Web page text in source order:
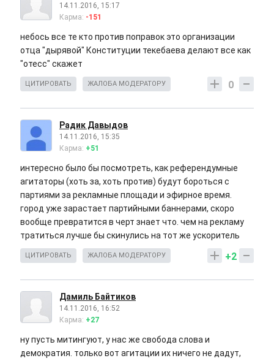
14.11.2016, 15:17
Карма: -151
небось все те кто против поправок это организации
отца "дырявой" Конституции текебаева делают все как
"отесс" скажет
0
ЦИТИРОВАТЬ ЖАЛОБА МОДЕРАТОРУ
Радик Давыдов
14.11.2016, 15:35
Карма: +51
интересно было бы посмотреть, как референдумные
агитаторы (хоть за, хоть против) будут бороться с
партиями за рекламные площади и эфирное время.
город уже зарастает партийными баннерами, скоро
вообще превратится в черт знает что. чем на рекламу
тратиться лучше бы скинулись на тот же ускоритель
+2
ЦИТИРОВАТЬ ЖАЛОБА МОДЕРАТОРУ
Дамиль Байтиков
14.11.2016, 16:52
Карма: +27
ну пусть митингуют, у нас же свобода слова и
демократия. только вот агитации их ничего не дадут,